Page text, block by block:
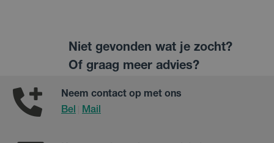
Niet gevonden wat je zocht?
Of graag meer advies?
Neem contact op met ons
Bel
Mail